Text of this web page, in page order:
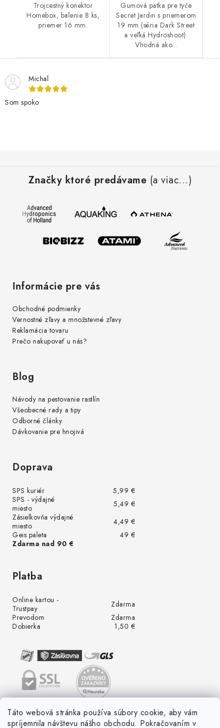
Táto webová stránka používa súbory cookie, aby vám
spríjemnila návštevu nášho obchodu. Pokračovaním v
Trojcestný konektor
Homebox, balenie 8 ks,
priemer 16 mm.
Gumová pätka pre tyče
Secret Jardin s priemerom
19 mm (séria Dark Street
a veľká Hydroshoot).
Vhodná ako...
Michal
Som spoko
Značky ktoré predávame (a viac...)
Informácie pre vás
Obchodné podmienky
Vernostné zľavy a množstevné zľavy
Reklamácia tovaru
Prečo nakupovať u nás?
Blog
Návody na pestovanie rastlín
Všeobecné rady a tipy
Odborné články
Dávkovanie pre hnojivá
Doprava
SPS kuriér
5,99 €
SPS - výdajné
miesto
5,49 €
Zásielkovňa výdajné
miesto
4,49 €
Geis paleta
49 €
Zdarma nad 90 €
Platba
Online kartou -
Trustpay
Zdarma
Prevodom
Zdarma
Dobierka
1,50 €